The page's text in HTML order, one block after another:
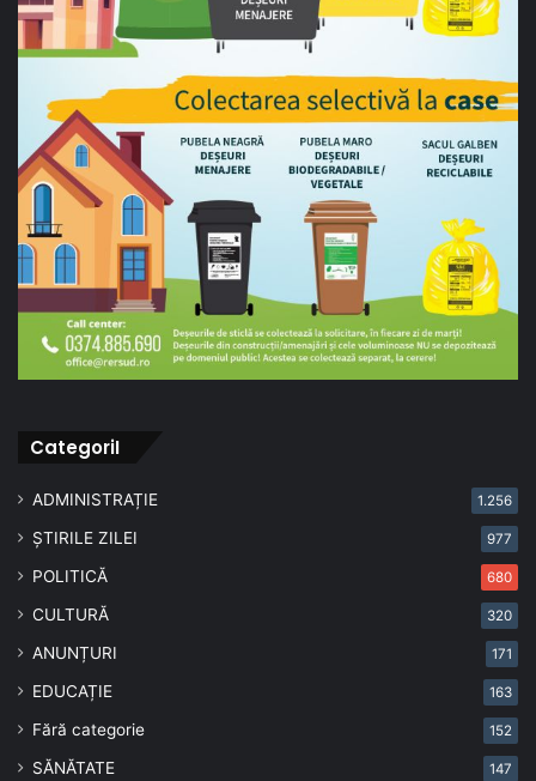
CategoriI
ADMINISTRAȚIE 1.256
ȘTIRILE ZILEI 977
POLITICĂ 680
CULTURĂ 320
ANUNȚURI 171
EDUCAȚIE 163
Fără categorie 152
SĂNĂTATE 147